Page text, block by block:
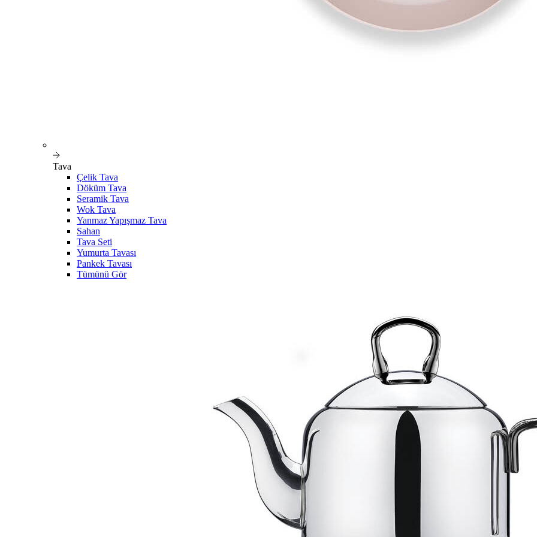
Tava
Çelik Tava
Döküm Tava
Seramik Tava
Wok Tava
Yanmaz Yapışmaz Tava
Sahan
Tava Seti
Yumurta Tavası
Pankek Tavası
Tümünü Gör